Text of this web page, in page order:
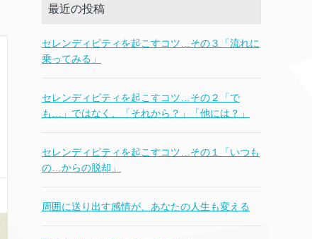
最近の投稿
セレンディピティを起こすコツ…その３「流れに
乗ってみる」
セレンディピティを起こすコツ…その２「で
も…」ではなく、「それから？」「他には？」
セレンディピティを起こすコツ…その１「いつも
の…からの脱却」
周囲に送り出す感情が、あなたの人生も変える